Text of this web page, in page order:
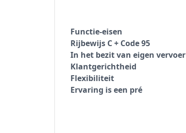
Functie-eisen
Rijbewijs C + Code 95
In het bezit van eigen vervoer
Klantgerichtheid
Flexibiliteit
Ervaring is een pré